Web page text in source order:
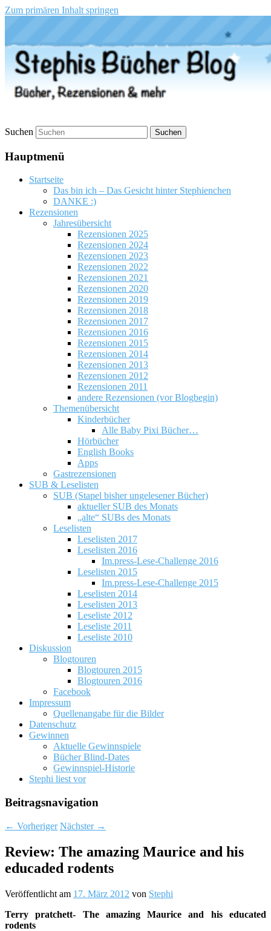
Zum primären Inhalt springen
Stephis Bücher Blog
Suchen
Hauptmenü
Startseite
Das bin ich – Das Gesicht hinter Stephienchen
DANKE :)
Rezensionen
Jahresübersicht
Rezensionen 2025
Rezensionen 2024
Rezensionen 2023
Rezensionen 2022
Rezensionen 2021
Rezensionen 2020
Rezensionen 2019
Rezensionen 2018
Rezensionen 2017
Rezensionen 2016
Rezensionen 2015
Rezensionen 2014
Rezensionen 2013
Rezensionen 2012
Rezensionen 2011
andere Rezensionen (vor Blogbegin)
Themenübersicht
Kinderbücher
Alle Baby Pixi Bücher…
Hörbücher
English Books
Apps
Gastrezensionen
SUB & Leselisten
SUB (Stapel bisher ungelesener Bücher)
aktueller SUB des Monats
„alte“ SUBs des Monats
Leselisten
Leselisten 2017
Leselisten 2016
Im.press-Lese-Challenge 2016
Leselisten 2015
Im.press-Lese-Challenge 2015
Leselisten 2014
Leselisten 2013
Leseliste 2012
Leseliste 2011
Leseliste 2010
Diskussion
Blogtouren
Blogtouren 2015
Blogtouren 2016
Facebook
Impressum
Quellenangabe für die Bilder
Datenschutz
Gewinnen
Aktuelle Gewinnspiele
Bücher Blind-Dates
Gewinnspiel-Historie
Stephi liest vor
Beitragsnavigation
← Vorheriger Nächster →
Review: The amazing Maurice and his
educaded rodents
Veröffentlicht am 17. März 2012 von Stephi
Terry pratchett- The amazing Maurice and his educated
rodents